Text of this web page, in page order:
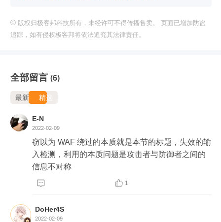
© 版权归极客邦科技所有，未经许可不得传播售卖。 页面已增加防盗
追踪，如有侵权极客邦将依法追究其法律责任。
全部留言 (6)
最新 精选
E-N
2022-02-09
窃以为 WAF 绕过的本质就是本节的标题，失效的输
入检测，利用的本质问题是攻击者与防御者之间的
信息不对称
  1
DoHer4S
2022-02-09